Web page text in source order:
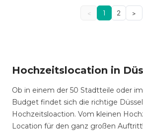
< 1 2 >
Hochzeitslocation in
Ob in einem der 50 Stadtteile oder
Budget findet sich die richtige
Hochzeitsloaction. Vom kleinen
Location für den ganz großen Auftritt!